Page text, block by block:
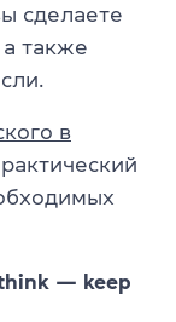
сделаете
также
в
— keep